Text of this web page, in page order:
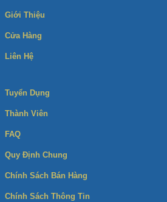
Giới Thiệu
Cửa Hàng
Liên Hệ
Tuyển Dụng
Thành Viên
FAQ
Quy Định Chung
Chính Sách Bán Hàng
Chính Sách Thông Tin